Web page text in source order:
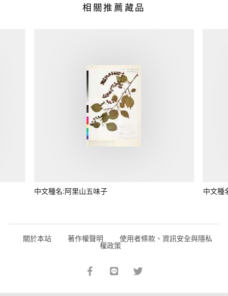
相關推薦藏品
中文種名:阿里山五味子 中文種
關於本站 著作權聲明 使用者條款、資訊安全與隱私
權政策